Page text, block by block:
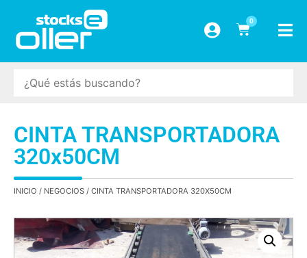
0
CINTA TRANSPORTADORA
320x50CM
INICIO / NEGOCIOS / CINTA TRANSPORTADORA 320X50CM